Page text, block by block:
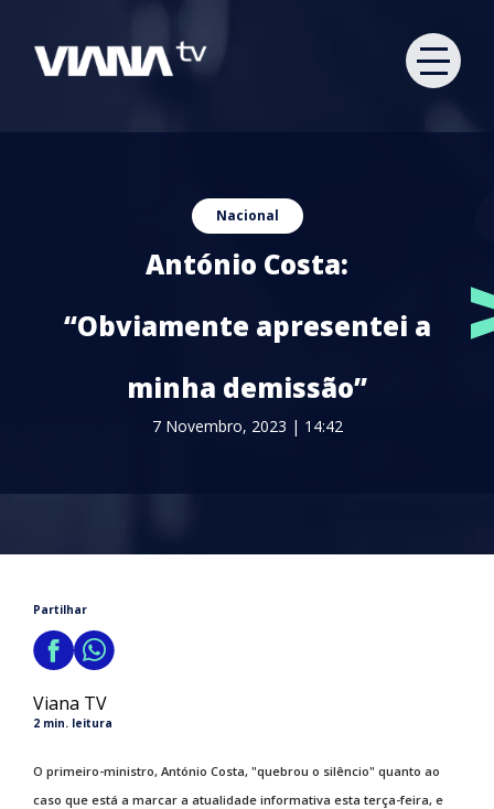
Nacional
António Costa:
“Obviamente apresentei a
minha demissão”
7 Novembro, 2023 | 14:42
Partilhar
Viana TV
2 min. leitura
O primeiro-ministro, António Costa, "quebrou o silêncio" quanto ao
caso que está a marcar a atualidade informativa esta terça-feira, e